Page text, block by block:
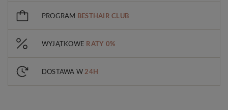
PROGRAM BESTHAIR CLUB
WYJĄTKOWE RATY 0%
DOSTAWA W 24H